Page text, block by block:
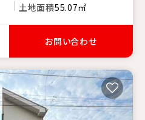
土地面積55.07㎡
お問い合わせ